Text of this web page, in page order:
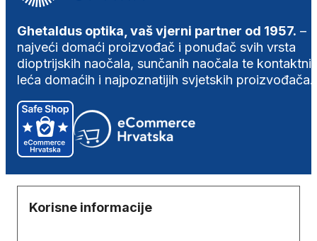
Ghetaldus optika, vaš vjerni partner od 1957. –
najveći domaći proizvođač i ponuđač svih vrsta
dioptrijskih naočala, sunčanih naočala te
leća domaćih i najpoznatijih svjetskih proizvođača.
Korisne informacije